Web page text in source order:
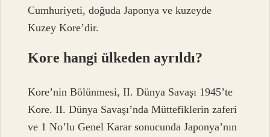
Cumhuriyeti, doğuda Japonya ve kuzeyde
Kuzey Kore’dir.
Kore hangi ülkeden ayrıldı?
Kore’nin Bölünmesi, II. Dünya Savaşı 1945’te
Kore. II. Dünya Savaşı’nda Müttefiklerin zaferi
ve 1 No’lu Genel Karar sonucunda Japonya’nın